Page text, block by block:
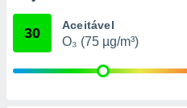
através
30 Aceitável
O₃ (75 µg/m³)